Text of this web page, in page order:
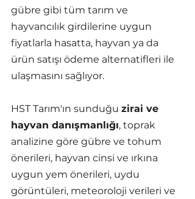
gübre gibi tüm tarım ve
hayvancılık girdilerine uygun
fiyatlarla hasatta, hayvan ya da
ürün satışı ödeme alternatifleri ile
ulaşmasını sağlıyor.
HST Tarım'ın sunduğu zirai ve
hayvan danışmanlığı, toprak
analizine göre gübre ve tohum
önerileri, hayvan cinsi ve ırkına
uygun yem önerileri, uydu
görüntüleri, meteoroloji verileri ve